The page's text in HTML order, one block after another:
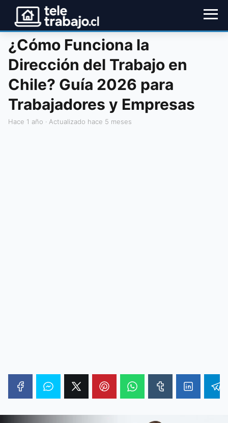
¿Cómo Funciona la
Dirección del Trabajo en
Chile? Guía 2026 para
Trabajadores y Empresas
hace 1 año · Actualizado hace 5 meses